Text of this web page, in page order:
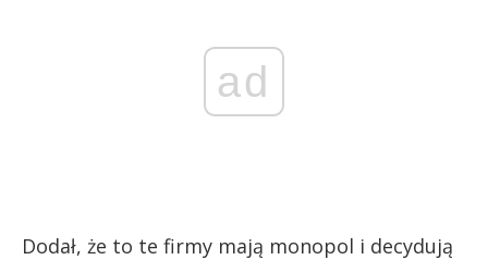
ad
Dodał, że to te firmy mają monopol i decydują